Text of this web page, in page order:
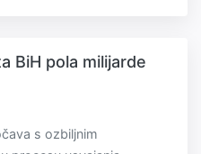
BiH pola milijarde
s ozbiljnim